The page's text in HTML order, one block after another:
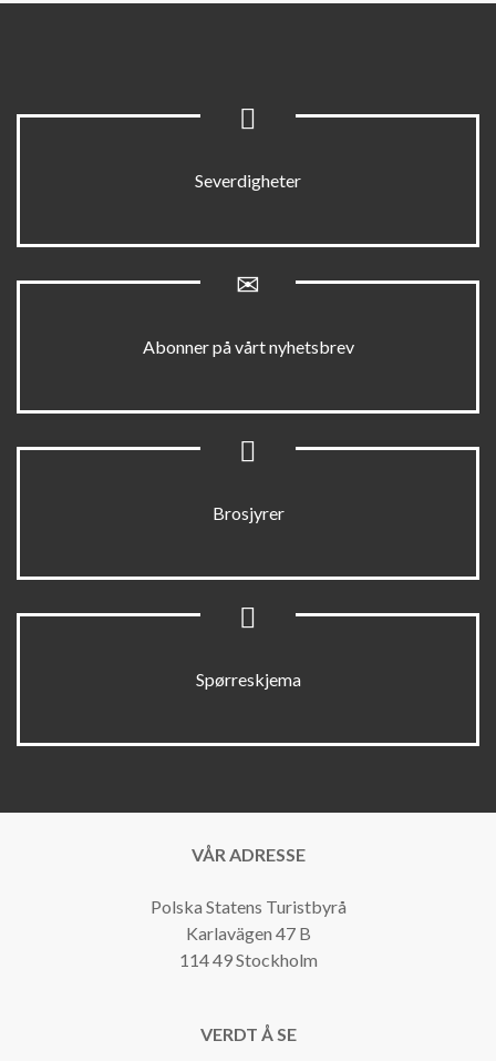
Severdigheter
Abonner på vårt nyhetsbrev
Brosjyrer
Spørreskjema
VÅR ADRESSE
Polska Statens Turistbyrå
Karlavägen 47 B
114 49 Stockholm
VERDT Å SE